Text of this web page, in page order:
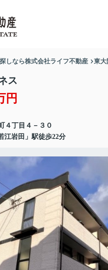
しなら株式会社ライフ不動産 東大
ス
円
４丁目４－３０
江岩田」駅徒歩22分